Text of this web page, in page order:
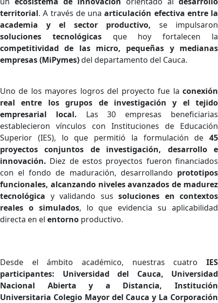
territorial. A través de una articulación efectiva entre la
academia y el sector productivo, se impulsaron
soluciones tecnológicasque hoy fortalecen la
competitividad de las micro, pequeñas y medianas
empresas (MiPymes)del departamento del Cauca.
Uno de los mayores logros del proyecto fue la conexión
real entre los grupos de investigación y el tejido
empresarial local. Las 30 empresas beneficiarias
establecieron vínculos con Instituciones de Educación
Superior (IES), lo que permitió la formulación de 45
proyectos conjuntos de investigación, desarrollo e
innovación. Diez de estos proyectos fueron financiados
con el fondo de maduración, desarrollando prototipos
funcionales, alcanzando niveles avanzados de madurez
tecnológica y validando sus soluciones en contextos
reales o simulados, lo que evidencia su aplicabilidad
directa en el entorno productivo.
Desde el ámbito académico, nuestras cuatro IES
participantes: Universidad del Cauca, Universidad
Nacional Abierta y a Distancia, Institución
Universitaria Colegio Mayor del Cauca y La Corporación